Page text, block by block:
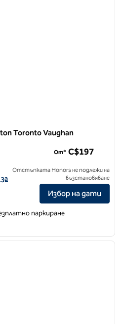
Toronto Vaughan
за Homewood Suites by Hilton
От* C$197
Отстъпката Honors не подлежи на
възстановяване
Избор на дати
паркиране